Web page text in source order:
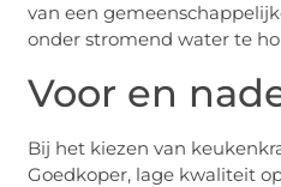
van een
onder stromend water te
Voor en
Bij het kiezen van
Goedkoper, lage kwaliteit